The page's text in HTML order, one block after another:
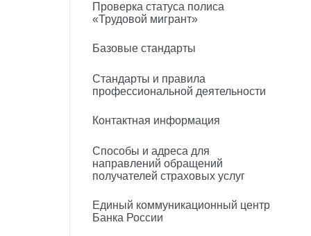
Проверка статуса полиса
«Трудовой мигрант»
Базовые стандарты
Стандарты и правила
профессиональной деятельности
Контактная информация
Способы и адреса для
направлений обращений
получателей страховых услуг
Единый коммуникационный центр
Банка России